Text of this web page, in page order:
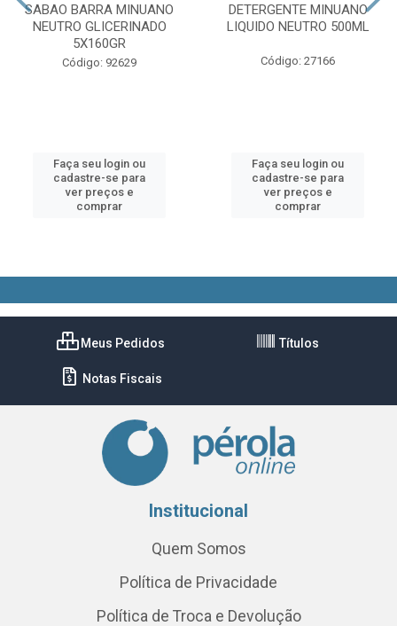
SABAO BARRA MINUANO
NEUTRO GLICERINADO
5X160GR
Código: 92629
Faça seu login ou
cadastre-se para
ver preços e
comprar
DETERGENTE MINUANO
LIQUIDO NEUTRO 500ML
Código: 27166
Faça seu login ou
cadastre-se para
ver preços e
comprar
Meus Pedidos Títulos
Notas Fiscais
Institucional
Quem Somos
Política de Privacidade
Política de Troca e Devolução